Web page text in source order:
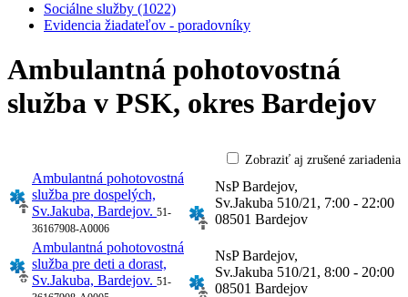
Sociálne služby (1022)
Evidencia žiadateľov - poradovníky
Ambulantná pohotovostná
služba v PSK, okres Bardejov
Zobraziť aj zrušené zariadenia
Ambulantná pohotovostná
služba pre dospelých,
Sv.Jakuba, Bardejov. 51-
36167908-A0006
NsP Bardejov,
Sv.Jakuba 510/21,
08501 Bardejov
7:00 - 22:00
Ambulantná pohotovostná
služba pre deti a dorast,
Sv.Jakuba, Bardejov. 51-
NsP Bardejov,
Sv.Jakuba 510/21,
08501 Bardejov
8:00 - 20:00